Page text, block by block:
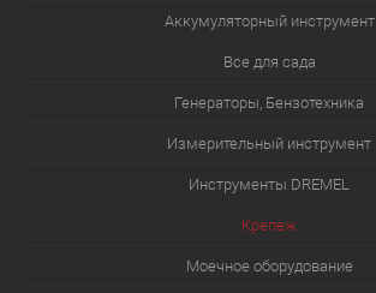
Аккумуляторный инструмент
Все для сада
Генераторы, Бензотехника
Измерительный инструмент
Инструменты DREMEL
Крепеж
Моечное оборудование